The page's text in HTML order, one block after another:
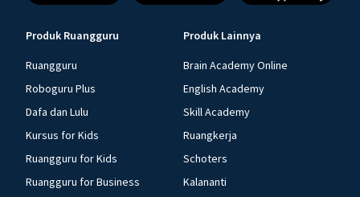
Produk Ruangguru
Ruangguru
Roboguru Plus
Dafa dan Lulu
Kursus for Kids
Ruangguru for Kids
Ruangguru for Business
Produk Lainnya
Brain Academy Online
English Academy
Skill Academy
Ruangkerja
Schoters
Kalananti